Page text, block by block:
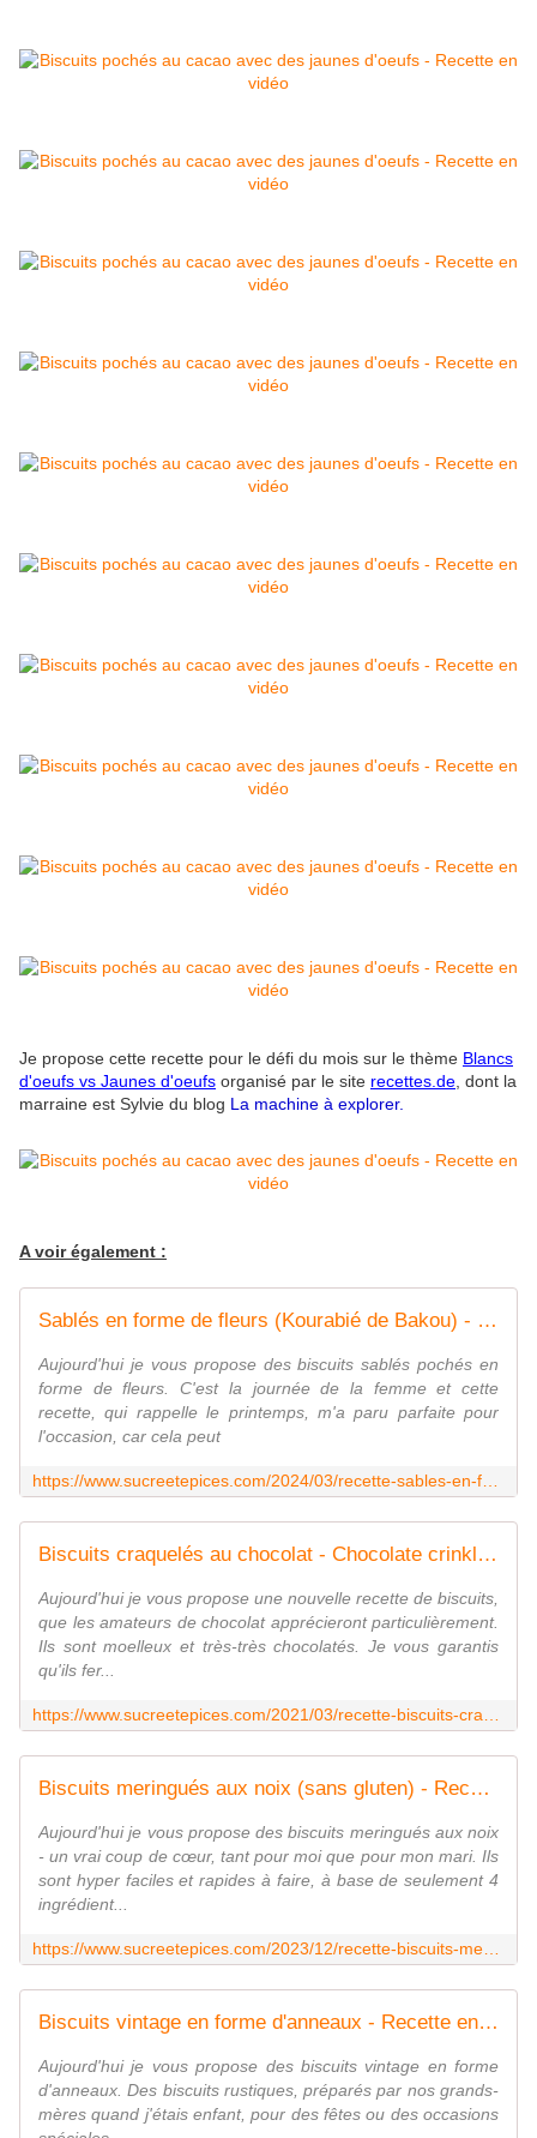
Je propose cette recette pour le défi du mois sur le thème Blancs
d'oeufs vs Jaunes d'oeufs organisé par le site recettes.de dont la
marraine est Sylvie du blog La machine à explorer.
A voir également :
Sablés en forme de fleurs (Kourabié de Bakou) - Recette en vidéo - www.sucreetepices.com
Aujourd'hui je vous propose des biscuits sablés pochés en
forme de fleurs. C'est la journée de la femme et cette
recette, qui rappelle le printemps, m'a paru parfaite pour
l'occasion, car cela peut
Biscuits craquelés au chocolat - Chocolate crinkle cookies - Recette en vidéo - www.sucreetepices.com
Aujourd'hui je vous propose une nouvelle recette de biscuits,
que les amateurs de chocolat apprécieront particulièrement.
Ils sont moelleux et très-très chocolatés. Je vous garantis
qu'ils fer...
Biscuits meringués aux noix (sans gluten) - Recette en vidéo - www.sucreetepices.com
Aujourd'hui je vous propose des biscuits meringués aux noix
- un vrai coup de cœur, tant pour moi que pour mon mari. Ils
sont hyper faciles et rapides à faire, à base de seulement 4
ingrédient...
Biscuits vintage en forme d'anneaux - Recette en vidéo - www.sucreetepices.com
Aujourd'hui je vous propose des biscuits vintage en forme
d'anneaux. Des biscuits rustiques, préparés par nos grands-
mères quand j'étais enfant, pour des fêtes ou des occasions